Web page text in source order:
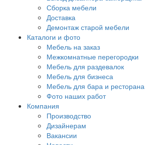
Сборка мебели
Доставка
Демонтаж старой мебели
Каталоги и фото
Мебель на заказ
Межкомнатные перегородки
Мебель для раздевалок
Мебель для бизнеса
Мебель для бара и ресторана
Фото наших работ
Компания
Производство
Дизайнерам
Вакансии